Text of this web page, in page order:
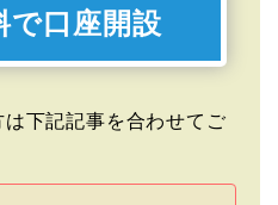
で口座開設
下記記事を合わせてご